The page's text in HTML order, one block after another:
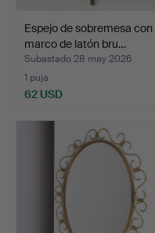
Espejo de sobremesa con
marco de latón bru…
Subastado 28 may 2026
1 puja
62 USD